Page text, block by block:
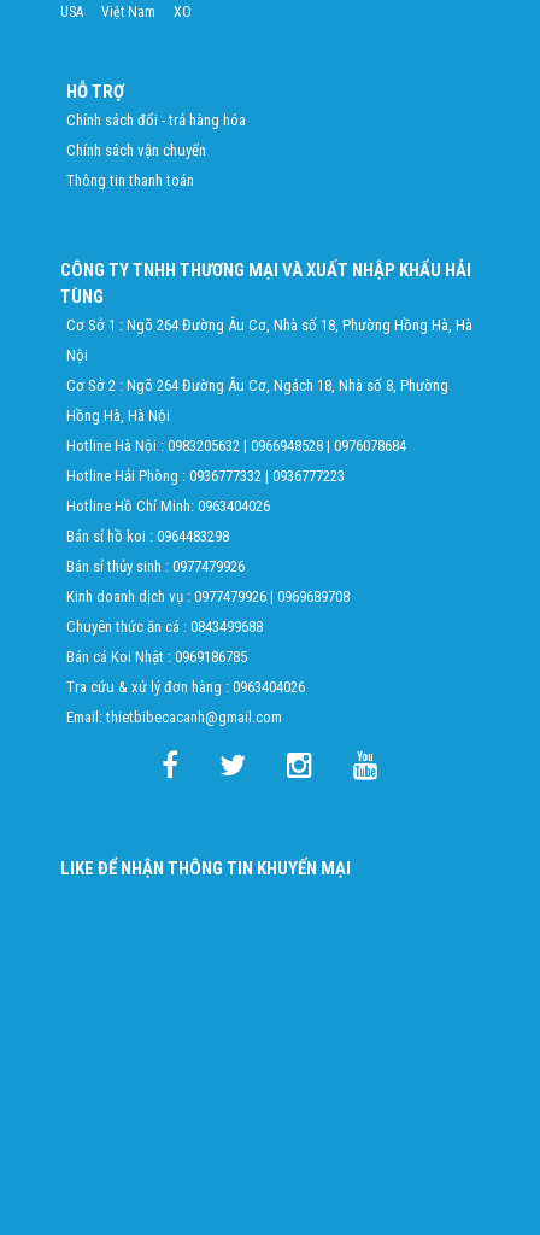
USA
Việt Nam XO
HỖ TRỢ
Chính sách đổi - trả hàng hóa
Chính sách vận chuyển
Thông tin thanh toán
CÔNG TY TNHH THƯƠNG MẠI VÀ XUẤT NHẬP KHẨU HẢI
TÙNG
Cơ Sở 1 : Ngõ 264 Đường Âu Cơ, Nhà số 18, Phường Hồng Hà, Hà
Nội
Cơ Sở 2 : Ngõ 264 Đường Âu Cơ, Ngách 18, Nhà số 8, Phường
Hồng Hà, Hà Nội
Hotline Hà Nội : 0983205632 | 0966948528 | 0976078684
Hotline Hải Phòng : 0936777332 | 0936777223
Hotline Hồ Chí Minh: 0963404026
Bán sỉ hồ koi : 0964483298
Bán sỉ thủy sinh : 0977479926
Kinh doanh dịch vụ : 0977479926 | 0969689708
Chuyên thức ăn cá : 0843499688
Bán cá Koi Nhật : 0969186785
Tra cứu & xử lý đơn hàng : 0963404026
Email: thietbibecacanh@gmail.com
LIKE ĐỂ NHẬN THÔNG TIN KHUYẾN MẠI